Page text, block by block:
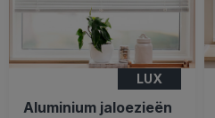
LUX
Aluminium jaloezieën